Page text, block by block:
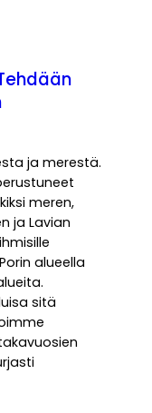
ja merestä.
meren,
ja Lavian
alueella
sitä